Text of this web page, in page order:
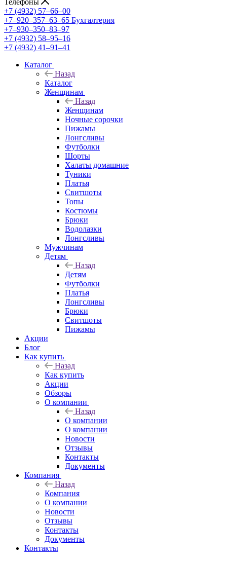
Телефоны
+7 (4932) 57‒66‒00
+7‒920‒357‒63‒65 Бухгалтерия
+7‒930‒350‒83‒97
+7 (4932) 58‒95‒16
+7 (4932) 41‒91‒41
Каталог
Назад
Каталог
Женщинам
Назад
Женщинам
Ночные сорочки
Пижамы
Лонгсливы
Футболки
Шорты
Халаты домашние
Туники
Платья
Свитшоты
Топы
Костюмы
Брюки
Водолазки
Лонгсливы
Мужчинам
Детям
Назад
Детям
Футболки
Платья
Лонгсливы
Брюки
Свитшоты
Пижамы
Акции
Блог
Как купить
Назад
Как купить
Акции
Обзоры
О компании
Назад
О компании
О компании
Новости
Отзывы
Контакты
Документы
Компания
Назад
Компания
О компании
Новости
Отзывы
Контакты
Документы
Контакты